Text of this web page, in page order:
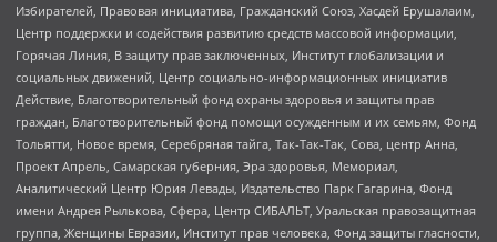
Избирателей, Правовая инициатива, Гражданский Союз, Хасдей Ерушалаим,
Центр поддержки и содействия развитию средств массовой информации,
Горячая Линия, В защиту прав заключенных, Институт глобализации и
социальных движений, Центр социально-информационных инициатив
Действие, Благотворительный фонд охраны здоровья и защиты прав
граждан, Благотворительный фонд помощи осужденным и их семьям, Фонд
Тольятти, Новое время, Серебряная тайга, Так-Так-Так, Сова, центр Анна,
Проект Апрель, Самарская губерния, Эра здоровья, Мемориал,
Аналитический Центр Юрия Левады, Издательство Парк Гагарина, Фонд
имени Андрея Рылькова, Сфера, Центр СИБАЛЬТ, Уральская правозащитная
группа, Женщины Евразии, Институт прав человека, Фонд защиты гласности,